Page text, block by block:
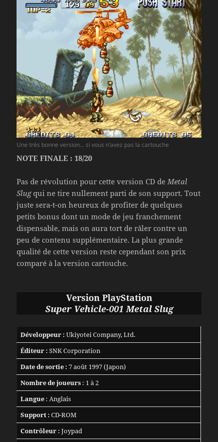
Une très bonne version… si vous n’avez pas la cartouche
NOTE FINALE : 18/20
Pas de révolution pour cette version CD deMetal
Slugqui ne tire nullement parti de son support. Tout
juste sera-t-on heureux de profiter de quelques
petits bonus dont un mode de jeu franchement
dispensable, mais on aura tort de râler contre un
peu de contenu supplémentaire. La plus grande
qualité de cette version reste cependant son prix
comparé à la version cartouche.
Version PlayStation
Super Vehicle-001 Metal Slug
Développeur : Ukiyotei Company, Ltd.
Éditeur : SNK Corporation
Date de sortie : 7 août 1997 (Japon)
Nombre de joueurs: 1 à 2
Langue : Anglais
Support : CD-ROM
Contrôleur : Joypad